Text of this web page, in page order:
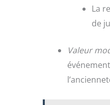
La
de
Valeur